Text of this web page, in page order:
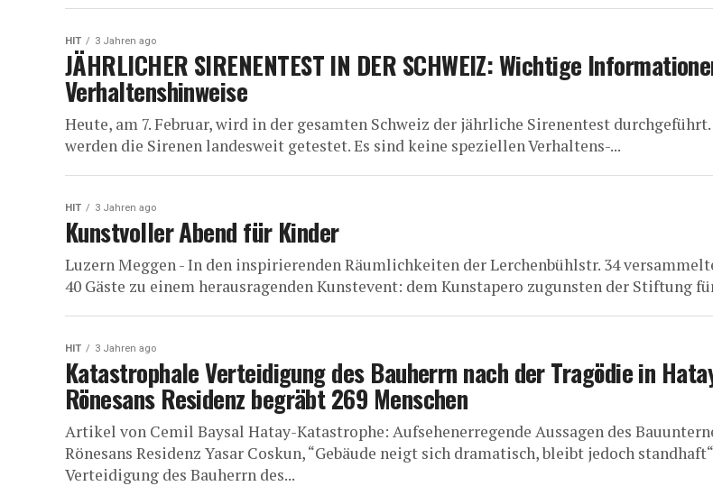
HIT 3 Jahren ago
JÄHRLICHER SIRENENTEST IN DER SCHWEIZ: Wichtige
Verhaltenshinweise
Heute, am 7. Februar, wird in der gesamten Schweiz der jährliche Sirenentest durchgeführt.
werden die Sirenen landesweit getestet. Es sind keine speziellen Verhaltens-...
HIT 3 Jahren ago
Kunstvoller Abend für Kinder
Luzern Meggen - In den inspirierenden Räumlichkeiten der Lerchenbühlstr. 34
40 Gäste zu einem herausragenden Kunstevent: dem Kunstapero zugunsten der Stiftung
HIT 3 Jahren ago
Katastrophale Verteidigung des Bauherrn nach der Tragödie in
Rönesans Residenz begräbt 269 Menschen
Artikel von Cemil Baysal Hatay-Katastrophe: Aufsehenerregende Aussagen des
Rönesans Residenz Yasar Coskun, “Gebäude neigt sich dramatisch, bleibt jedoch
Verteidigung des Bauherrn des...